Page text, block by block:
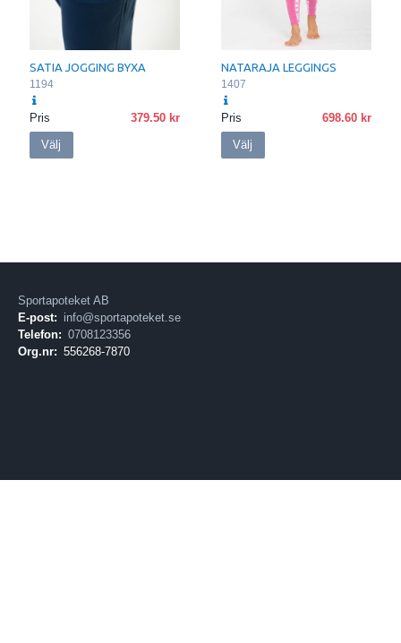
SATIA JOGGING BYXA
1194
Pris 379.50
Välj
NATARAJA LEGGINGS
1407
Pris 698.60
Välj
Sportapoteket AB
E-post: info@sportapoteket.se
Telefon: 0708123356
Org.nr: 556268-7870